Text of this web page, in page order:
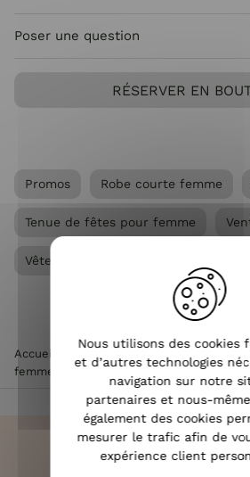
Poser une question
RÉSERVER EN
Promos Robe courte femme
Tenue de fêtes pour femme
Vêtements Grandes tailles femme
Accueil Vêtements femme Robe
femme
Robe courte femme velours
Nous utilisons des cookies
et d’autres technologies
navigation sur notre
partenaires et nous-
également des cookies
mesurer le trafic afin de
expérience client